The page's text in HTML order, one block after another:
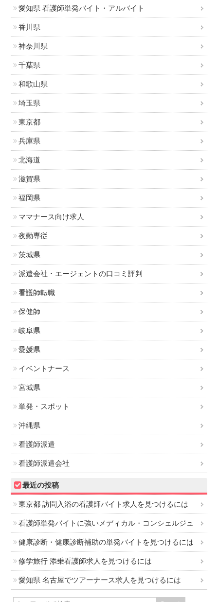
愛知県 看護師単発バイト・アルバイト
香川県
神奈川県
千葉県
和歌山県
埼玉県
東京都
兵庫県
北海道
滋賀県
福岡県
ママナース向け求人
夜勤専従
茨城県
派遣会社・エージェントの口コミ評判
看護師転職
保健師
岐阜県
愛媛県
イベントナース
宮城県
単発・スポット
沖縄県
看護師派遣
看護師派遣会社
最近の投稿
東京都 訪問入浴の看護師バイト求人を見つけるには
看護師単発バイトに強いメディカル・コンシェルジュ
健康診断・健康診断補助の単発バイトを見つけるには
修学旅行 添乗看護師求人を見つけるには
愛知県 名古屋でツアーナース求人を見つけるには